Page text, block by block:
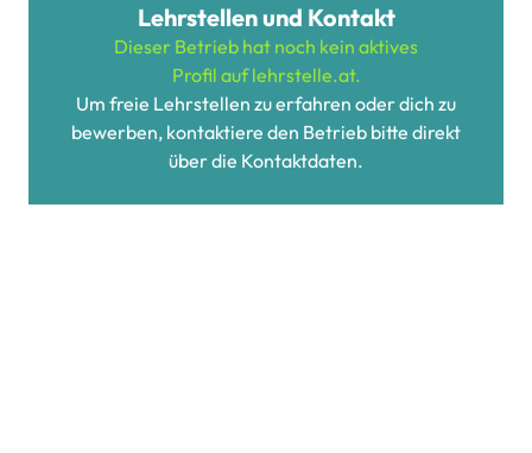
Lehrstellen und Kontakt
Dieser Betrieb hat noch kein aktives
Profil auf lehrstelle.at.
Um freie Lehrstellen zu erfahren oder dich zu
bewerben, kontaktiere den Betrieb bitte direkt
über die Kontaktdaten.